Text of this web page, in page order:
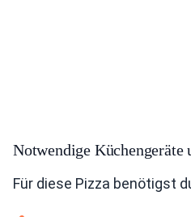
Notwendige Küchengeräte
Für diese Pizza benötigst